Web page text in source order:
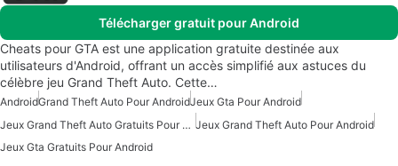
Télécharger gratuit pour Android
Cheats pour GTA est une application gratuite destinée aux
utilisateurs d'Android, offrant un accès simplifié aux astuces du
célèbre jeu Grand Theft Auto. Cette…
AndroidGrand Theft Auto Pour AndroidJeux Gta Pour Android
Jeux Grand Theft Auto Gratuits Pour Android Jeux Grand Theft Auto Pour Android
Jeux Gta Gratuits Pour Android